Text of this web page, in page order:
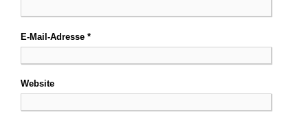
E-Mail-Adresse *
Website